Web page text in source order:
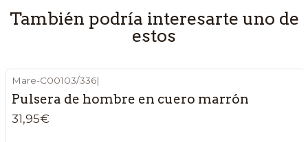
También podría interesarte uno de
estos
Mare-C00103/336|
Pulsera de hombre en cuero marrón
31,95€